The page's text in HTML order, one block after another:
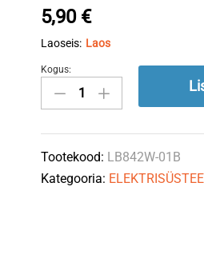
5,90 €
Laoseis: Laos
Pirn
P21W
12-
24V
3W
Kogus:
Tootekood: LB842W-01B
Kategooria: